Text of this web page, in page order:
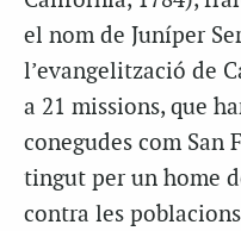
el nom de Juníper
l’evangelització de
a 21 missions, que
conegudes com San
tingut per un home
contra les